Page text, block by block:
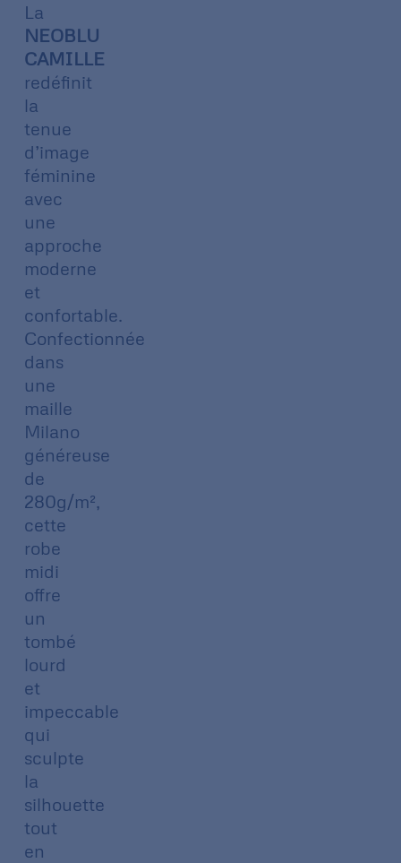
La
NEOBLU
CAMILLE
redéfinit
la
tenue
d’image
féminine
avec
une
approche
moderne
et
confortable.
Confectionnée
dans
une
maille
Milano
généreuse
de
280g/m²,
cette
robe
midi
offre
un
tombé
lourd
et
impeccable
qui
sculpte
la
silhouette
tout
en